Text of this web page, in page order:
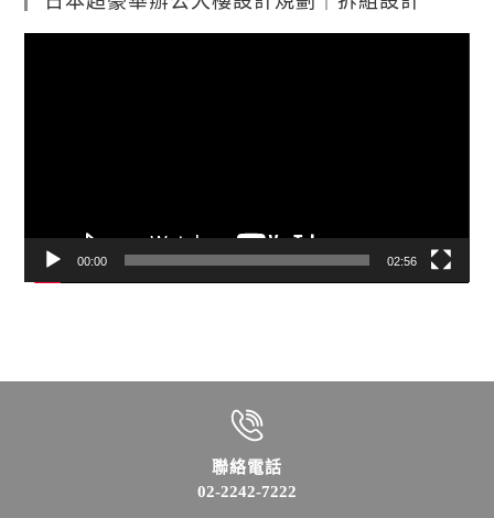
00:00 02:56
聯絡電話
02-2242-7222